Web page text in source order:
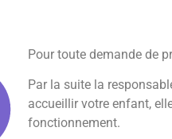
Pour toute demande de
Par la suite la
accueillir votre enfant,
fonctionnement.